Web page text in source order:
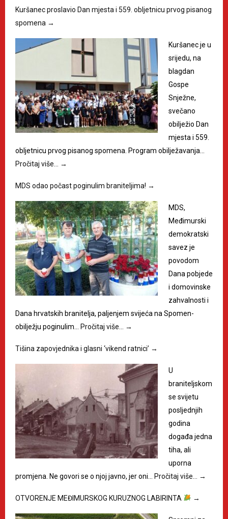
Kuršanec proslavio Dan mjesta i 559. obljetnicu prvog pisanog
spomena →
Kuršanec je u
srijedu, na
blagdan
Gospe
Snježne,
svečano
obilježio Dan
mjesta i 559.
obljetnicu prvog pisanog spomena. Program obilježavanja…
Pročitaj više…
→
MDS odao počast poginulim braniteljima! →
MDS,
Međimurski
demokratski
savez je
povodom
Dana pobjede
i domovinske
zahvalnosti i
Dana hrvatskih branitelja, paljenjem svijeća na Spomen-
obilježju poginulim…
Pročitaj više… →
Tišina zapovjednika i glasni ‘vikend ratnici’ →
U
braniteljskom
se svijetu
posljednjih
godina
događa jedna
tiha, ali
uporna
promjena. Ne govori se o njoj javno, jer oni…
Pročitaj više… →
OTVORENJE MEĐIMURSKOG KURUZNOG LABIRINTA →